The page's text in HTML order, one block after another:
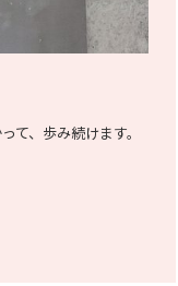
て、歩み続けます。